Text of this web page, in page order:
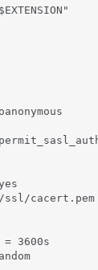
cacert.pem
3600s